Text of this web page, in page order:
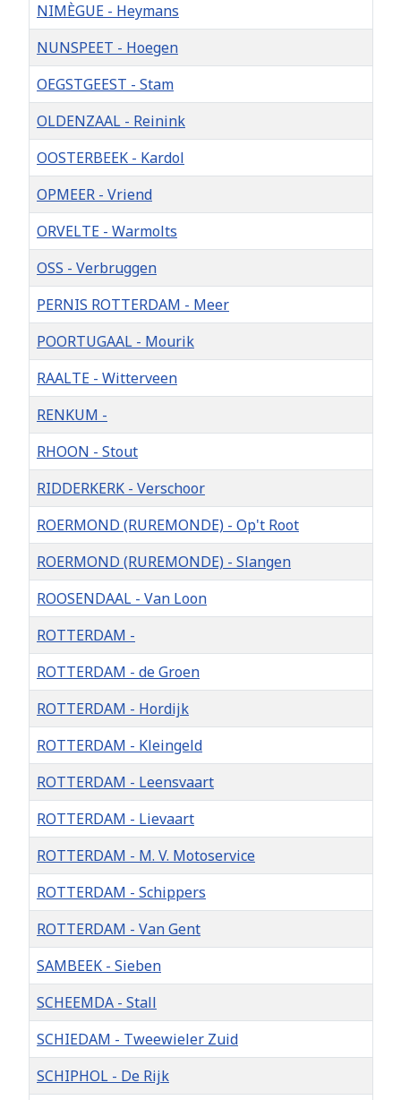
NIMÈGUE - Heymans
NUNSPEET - Hoegen
OEGSTGEEST - Stam
OLDENZAAL - Reinink
OOSTERBEEK - Kardol
OPMEER - Vriend
ORVELTE - Warmolts
OSS - Verbruggen
PERNIS ROTTERDAM - Meer
POORTUGAAL - Mourik
RAALTE - Witterveen
RENKUM -
RHOON - Stout
RIDDERKERK - Verschoor
ROERMOND (RUREMONDE) - Op't Root
ROERMOND (RUREMONDE) - Slangen
ROOSENDAAL - Van Loon
ROTTERDAM -
ROTTERDAM - de Groen
ROTTERDAM - Hordijk
ROTTERDAM - Kleingeld
ROTTERDAM - Leensvaart
ROTTERDAM - Lievaart
ROTTERDAM - M. V. Motoservice
ROTTERDAM - Schippers
ROTTERDAM - Van Gent
SAMBEEK - Sieben
SCHEEMDA - Stall
SCHIEDAM - Tweewieler Zuid
SCHIPHOL - De Rijk